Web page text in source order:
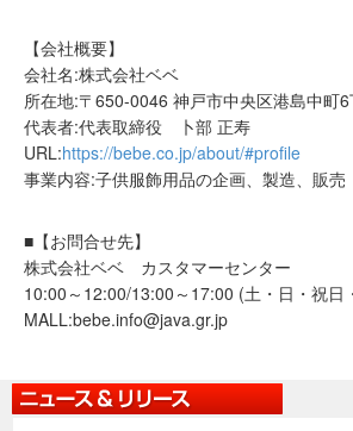
【会社概要】
会社名:株式会社ベベ
所在地:〒650-0046 神戸市中央区港島中町
代表者:代表取締役 卜部 正寿
URL:https://bebe.co.jp/about/#profile
事業内容:子供服飾用品の企画、製造、販売
■【お問合せ先】
株式会社ベベ カスタマーセンター
10:00～12:00/13:00～17:00 (土・日・祝日
MALL:bebe.info@java.gr.jp